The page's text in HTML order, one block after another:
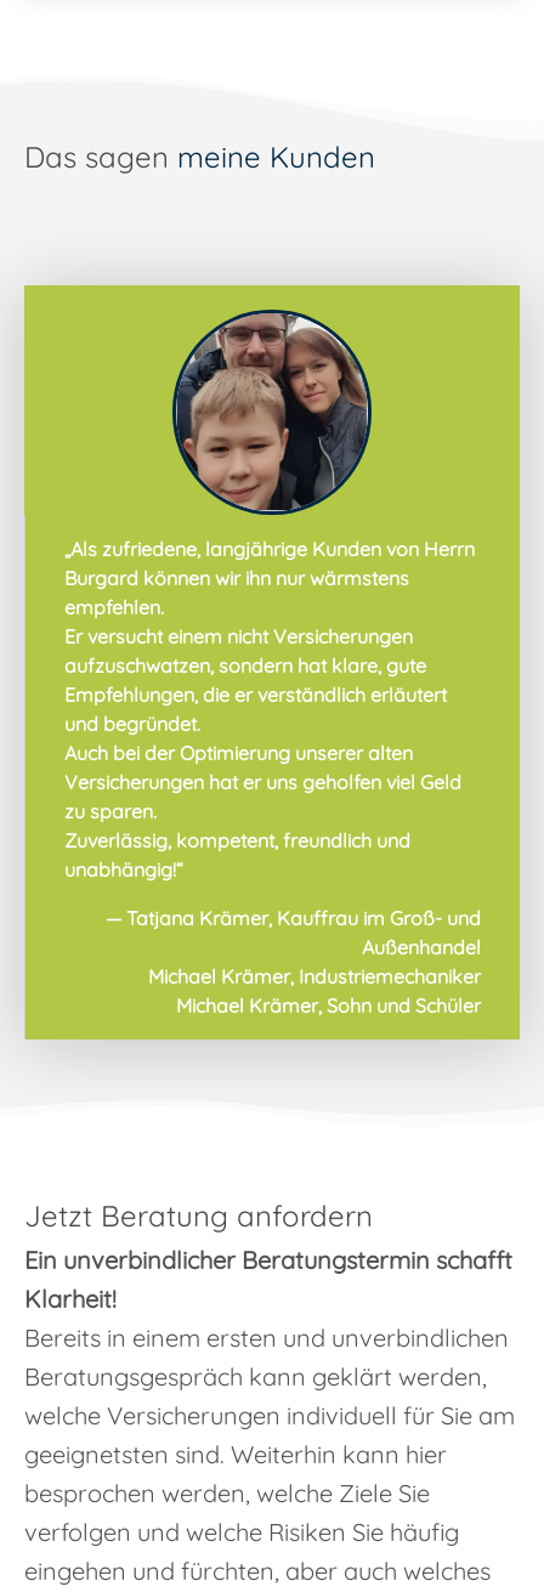
Das sagen meine Kunden
„Als zufriedene, langjährige Kunden von Herrn
Burgard können wir ihn nur wärmstens
empfehlen.
Er versucht einem nicht Versicherungen
aufzuschwatzen, sondern hat klare, gute
Empfehlungen, die er verständlich erläutert
und begründet.
Auch bei der Optimierung unserer alten
Versicherungen hat er uns geholfen viel Geld
zu sparen.
Zuverlässig, kompetent, freundlich und
unabhängig!“
Tatjana Krämer, Kauffrau im Groß- und
Außenhandel
Michael Krämer, Industriemechaniker
Michael Krämer, Sohn und Schüler
Jetzt Beratung anfordern
Ein unverbindlicher Beratungstermin schafft
Klarheit!
Bereits in einem ersten und unverbindlichen
Beratungsgespräch kann geklärt werden,
welche Versicherungen individuell für Sie am
geeignetsten sind. Weiterhin kann hier
besprochen werden, welche Ziele Sie
verfolgen und welche Risiken Sie häufig
eingehen und fürchten, aber auch welches